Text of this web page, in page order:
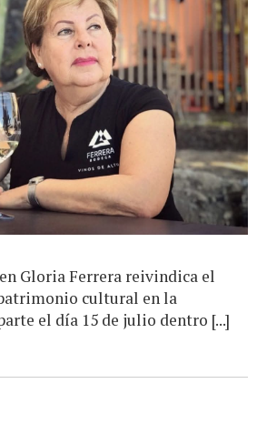
Gloria Ferrera reivindica el
cultural en la
el día 15 de julio dentro [...]